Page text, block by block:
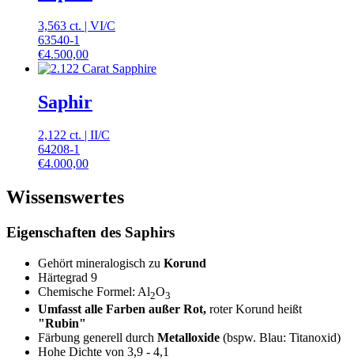
3,563 ct. | VI/C
63540-1
€4.500,00
Saphir
2,122 ct. | II/C
64208-1
€4.000,00
Wissenswertes
Eigenschaften des Saphirs
Gehört mineralogisch zu Korund
Härtegrad 9
Chemische Formel: Al2O3
Umfasst alle Farben außer Rot, roter Korund heißt
"Rubin"
Färbung generell durch Metalloxide (bspw. Blau: Titanoxid)
Hohe Dichte von 3,9 - 4,1